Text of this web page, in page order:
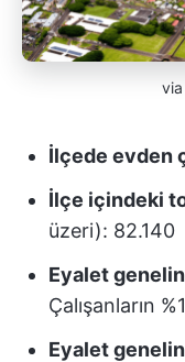
İlçede evden
İlçe içindeki
üzeri): 82.140
Eyalet
Çalışanların
Eyalet